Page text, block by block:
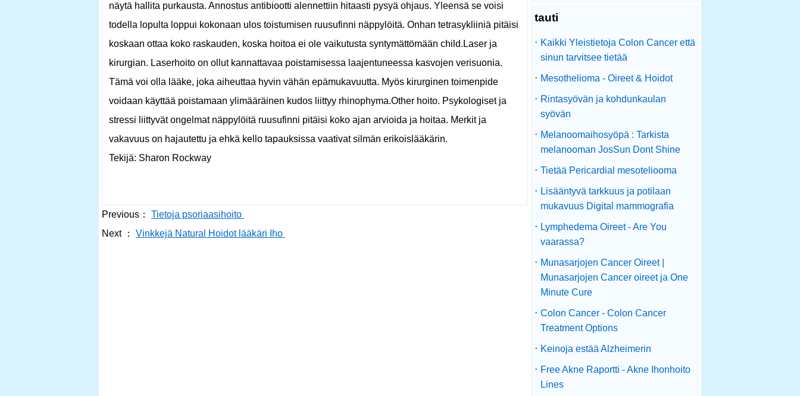
näytä hallita purkausta. Annostus antibiootti alennettiin hitaasti pysyä ohjaus. Yleensä se voisi
todella lopulta loppui kokonaan ulos toistumisen ruusufinni näppylöitä. Onhan tetrasykliiniä pitäisi
koskaan ottaa koko raskauden, koska hoitoa ei ole vaikutusta syntymättömään child.Laser ja
kirurgian. Laserhoito on ollut kannattavaa poistamisessa laajentuneessa kasvojen verisuonia.
Tämä voi olla lääke, joka aiheuttaa hyvin vähän epämukavuutta. Myös kirurginen toimenpide
voidaan käyttää poistamaan ylimääräinen kudos liittyy rhinophyma.Other hoito. Psykologiset ja
stressi liittyvät ongelmat näppylöitä ruusufinni pitäisi koko ajan arvioida ja hoitaa. Merkit ja
vakavuus on hajautettu ja ehkä kello tapauksissa vaativat silmän erikoislääkärin.
Tekijä: Sharon Rockway
Previous：
Tietoja psoriaasihoito
Next ：
Vinkkejä Natural Hoidot lääkäri Iho
tauti
· Kaikki Yleistietoja Colon Cancer että
sinun tarvitsee tietää
· Mesothelioma - Oireet & Hoidot
· Rintasyövän ja kohdunkaulan
syövän
· Melanoomaihosyöpä : Tarkista
melanooman JosSun Dont Shine
· Tietää Pericardial mesoteliooma
· Lisääntyvä tarkkuus ja potilaan
mukavuus Digital mammografia
· Lymphedema Oireet - Are You
vaarassa?
· Munasarjojen Cancer Oireet |
Munasarjojen Cancer oireet ja One
Minute Cure
· Colon Cancer - Colon Cancer
Treatment Options
· Keinoja estää Alzheimerin
· Free Akne Raportti - Akne Ihonhoito
Lines